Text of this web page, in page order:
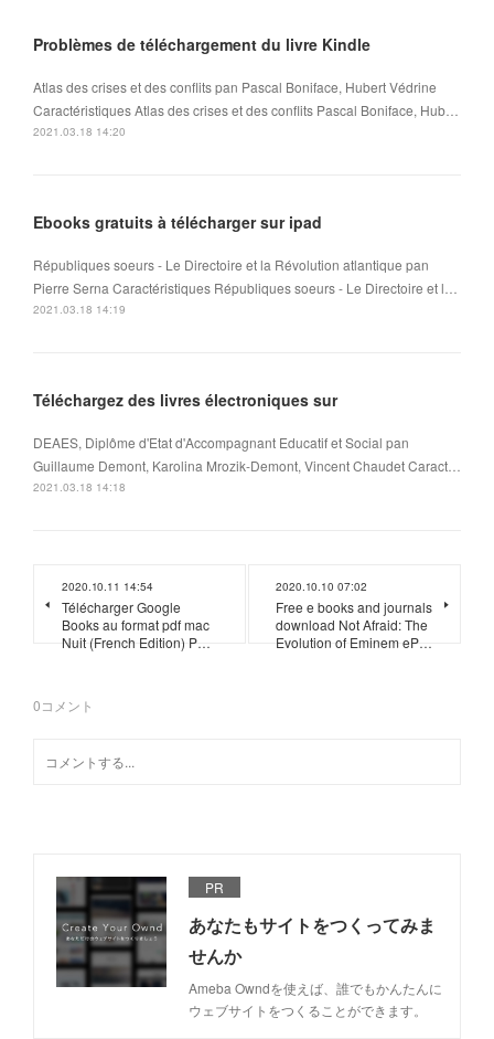
Problèmes de téléchargement du livre Kindle
Atlas des crises et des conflits pan Pascal Boniface, Hubert Védrine
Caractéristiques Atlas des crises et des conflits Pascal Boniface, Hub…
2021.03.18 14:20
Ebooks gratuits à télécharger sur ipad
Républiques soeurs - Le Directoire et la Révolution atlantique pan
Pierre Serna Caractéristiques Républiques soeurs - Le Directoire et l…
2021.03.18 14:19
Téléchargez des livres électroniques sur
DEAES, Diplôme d'Etat d'Accompagnant Educatif et Social pan
Guillaume Demont, Karolina Mrozik-Demont, Vincent Chaudet Caract…
2021.03.18 14:18
2020.10.11 14:54
Télécharger Google
Books au format pdf mac
Nuit (French Edition) P…
2020.10.10 07:02
Free e books and journals
download Not Afraid: The
Evolution of Eminem eP…
0コメント
PR
あなたもサイトをつくってみま
せんか
Ameba Owndを使えば、誰でもかんたんに
ウェブサイトをつくることができます。